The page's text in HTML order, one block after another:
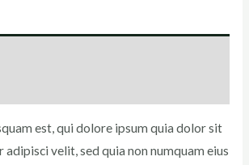
est, qui dolore ipsum quia dolor sit
adipisci velit, sed quia non numquam eius